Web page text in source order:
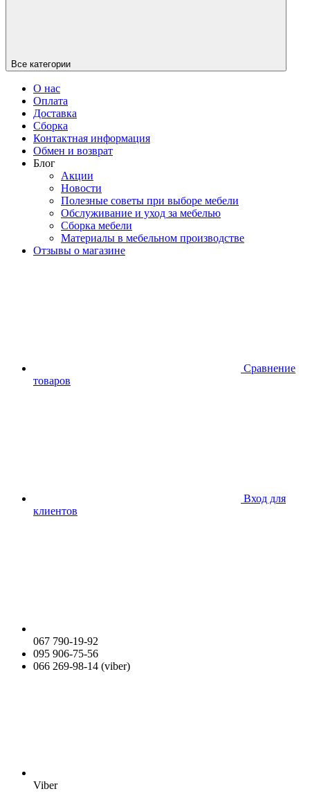
Все категории
О нас
Оплата
Доставка
Сборка
Контактная информация
Обмен и возврат
Блог
Акции
Новости
Полезные советы при выборе мебели
Обслуживание и уход за мебелью
Сборка мебели
Материалы в мебельном производстве
Отзывы о магазине
Сравнение
товаров
Вход для
клиентов
067 790-19-92
095 906-75-56
066 269-98-14 (viber)
Viber